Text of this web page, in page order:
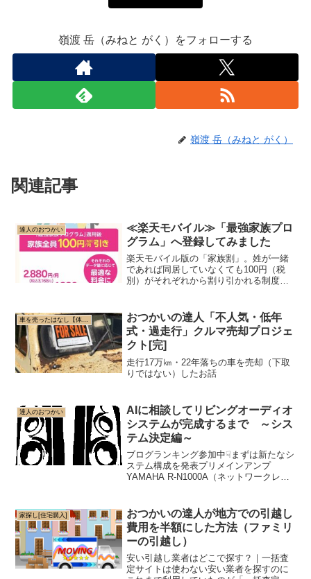
嶺渡 岳（みねと がく）をフォローする
嶺渡 岳（みねと がく）
関連記事
達人のおつかい
≪楽天モバイル≫「最強家族プロ
グラム」へ登録してみました
楽天モバイル版の「家族割」。姓が一緒
であれば同居していなくても100円（税
別）がそれぞれから割り引かれる制度で
おつかいの達人「不人気・低年
式・過走行」クルマ売却プロジェ
クト[完]
走行17万㎞・22年落ちの車を売却（下取
りではない）したお話
達人のおつかい
AIに相談してリビングオーディオ
システムが完成するまで ～シス
テム決定編～
ブログランキング参加中☟まずは新たなシ
ステム構成を発表プリメインアンプ
YAMAHA R-N1000A（ネットワークレシ
（売却）サブウーファーなし（...
家探し[住宅購入]
おつかいの達人が地方での引越し
費用を半額にした方法（ファミリ
ーの引越し）
安い引越し業者はどこで探す？｜一括査
定サイトは使わない安い業者を探すのに